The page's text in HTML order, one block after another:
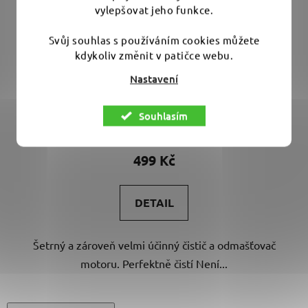
vylepšovat jeho funkce.
Svůj souhlas s používáním cookies můžete
kdykoliv změnit v patičce webu.
Nastavení
Souhlasím
Dodo Juice Release The Grease Engine Bay Cleaner
1000 ml - čistič motoru
Produkt vyřazen z nabídky
499 Kč
DETAIL
Šetrný a zároveň velmi účinný čistič a odmašťovač
motoru. Perfektně čistí Není...